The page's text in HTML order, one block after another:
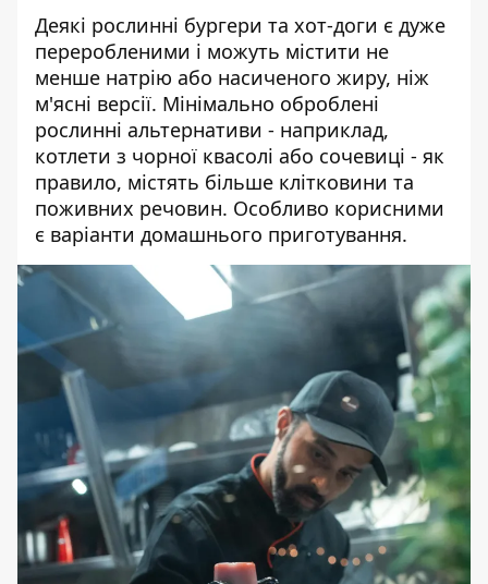
Деякі рослинні бургери та хот-доги є дуже
переробленими і можуть містити не
менше натрію або насиченого жиру, ніж
м'ясні версії. Мінімально оброблені
рослинні альтернативи - наприклад,
котлети з чорної квасолі або сочевиці - як
правило, містять більше клітковини та
поживних речовин. Особливо корисними
є варіанти домашнього приготування.